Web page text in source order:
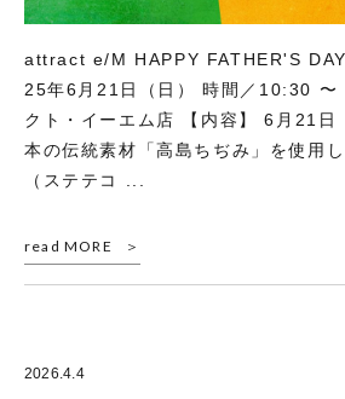
attract e/M HAPPY FATHER'S
25年6月21日（日） 時間／10:30 〜
クト・イーエム店 【内容】 6月21日
本の伝統素材「高島ちぢみ」を使用
（ステテコ ...
read MORE
2026.4.4